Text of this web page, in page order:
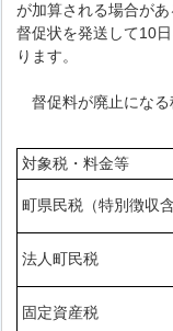
が加算される場合が
督促状を発送して10
ります。
督促料が廃止になる
対象税・料金等
町県民税（特別
法人町民税
固定資産税